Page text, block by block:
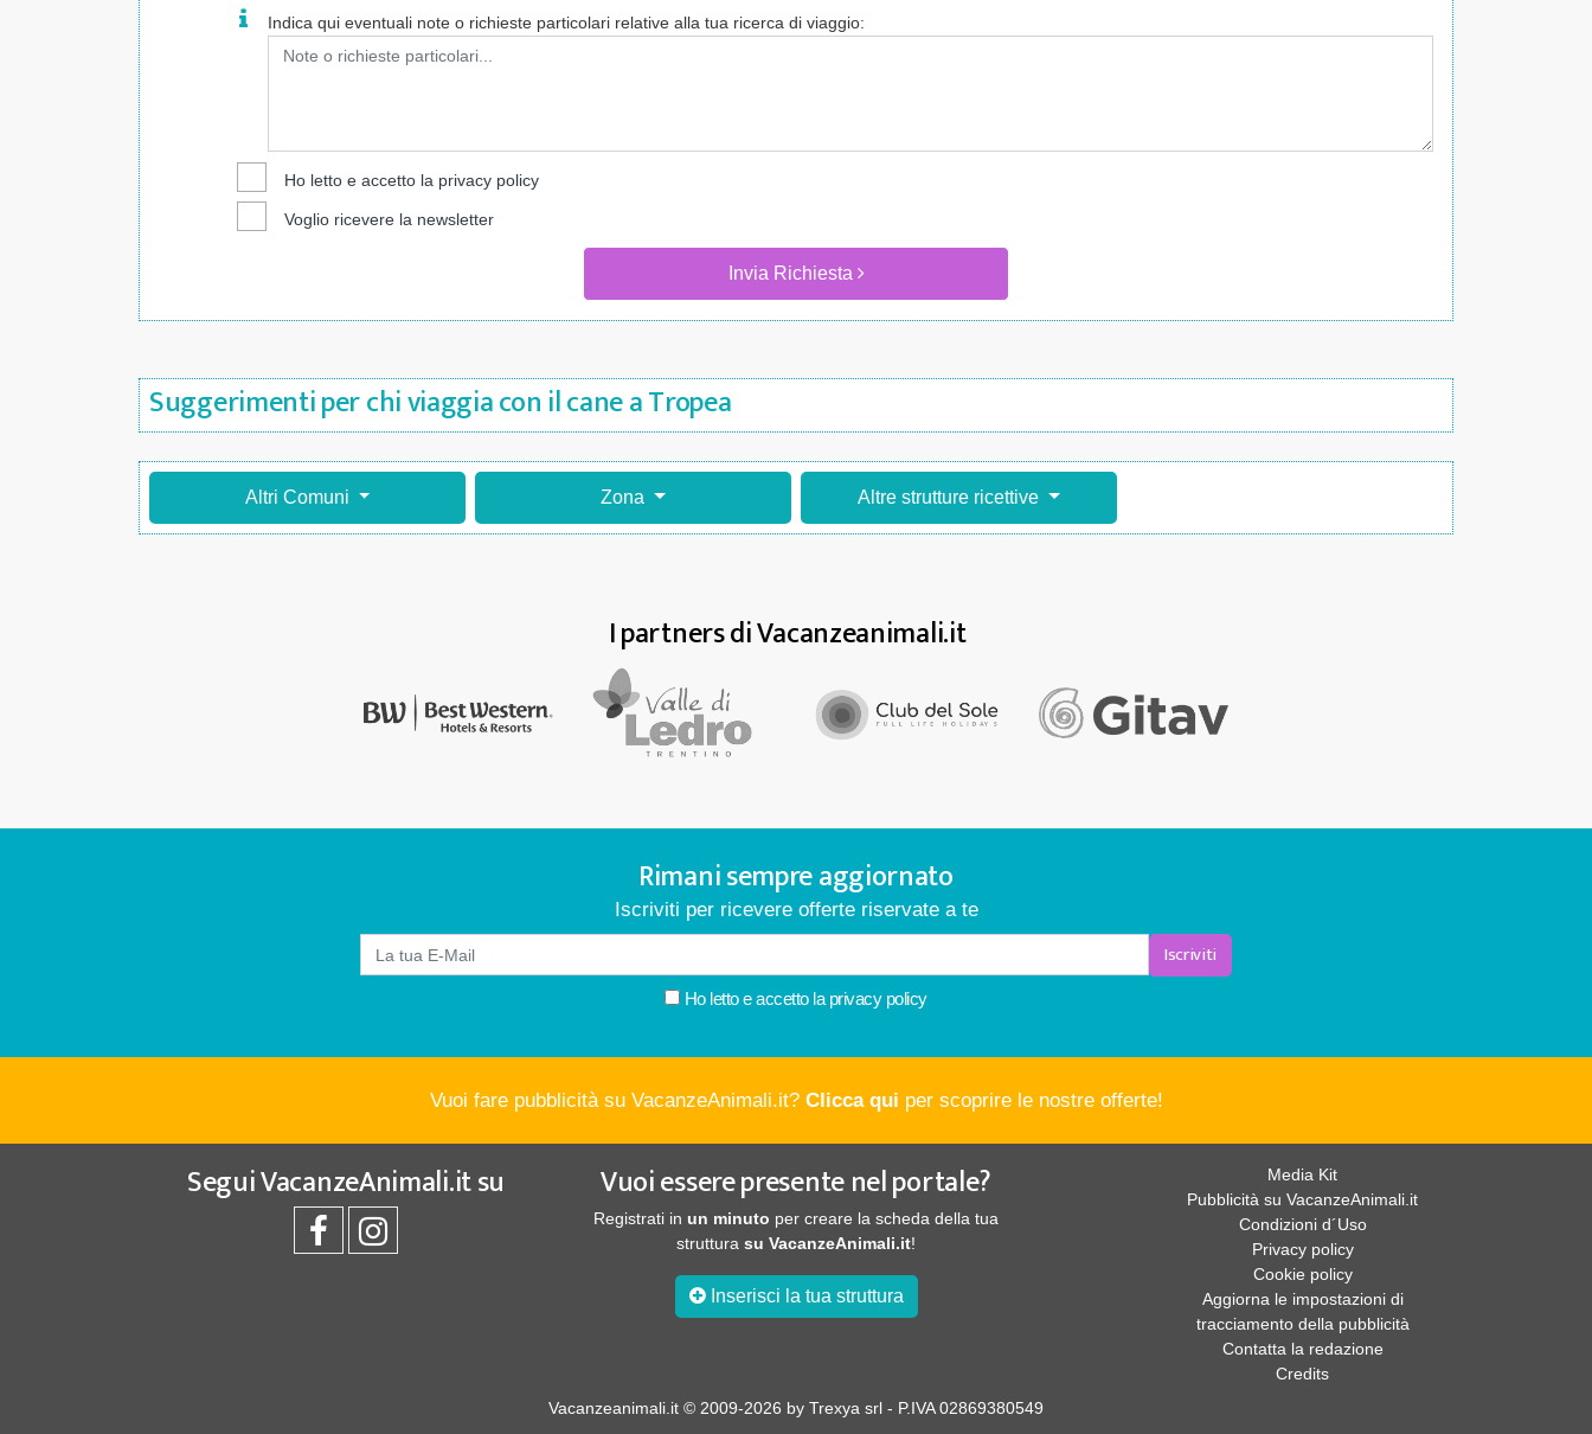
Indica qui eventuali note o richieste particolari relative alla tua ricerca di viaggio:
Ho letto e accetto la privacy policy
Voglio ricevere la newsletter
Invia Richiesta
Suggerimenti per chi viaggia con il cane a Tropea
Altri Comuni Zona Altre strutture ricettive
I partners di Vacanzeanimali.it
Rimani sempre aggiornato
Iscriviti per ricevere offerte riservate a te
Iscriviti
Ho letto e accetto la privacy policy
Vuoi fare pubblicità su VacanzeAnimali.it? Clicca qui per scoprire le nostre offerte!
SeguiVacanzeAnimali.itsu Vuoi essere presente nel portale?
Registrati in un minuto per creare la scheda della tua
struttura su VacanzeAnimali.it!
Inserisci la tua struttura
Media Kit
Pubblicità su VacanzeAnimali.it
Condizioni d´Uso
Privacy policy
Cookie policy
Aggiorna le impostazioni di
tracciamento della pubblicità
Contatta la redazione
Credits
Vacanzeanimali.it © 2009-2026 by Trexya srl - P.IVA 02869380549